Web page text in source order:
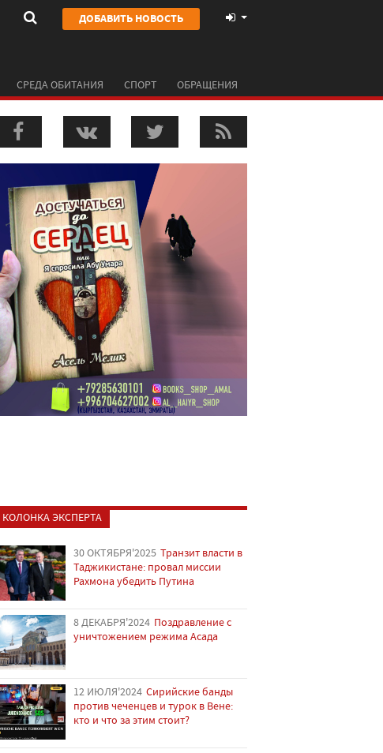
ДОБАВИТЬ НОВОСТЬ
СРЕДА ОБИТАНИЯ СПОРТ ОБРАЩЕНИЯ
КОЛОНКА ЭКСПЕРТА
30 ОКТЯБРЯ'2025 Транзит власти в
Таджикистане: провал миссии
Рахмона убедить Путина
8 ДЕКАБРЯ'2024 Поздравление с
уничтожением режима Асада
12 ИЮЛЯ'2024 Сирийские банды
против чеченцев и турок в Вене:
кто и что за этим стоит?